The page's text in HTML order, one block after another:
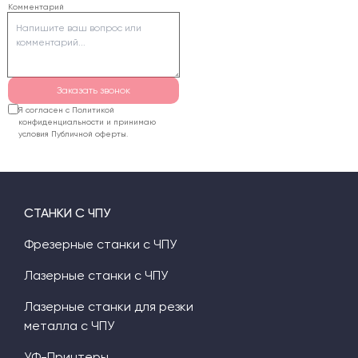
текста могут стать
хрупкими и
отламываться.
Комментарий
Заказать звонок
Я согласен с Политикой
конфиденциальности и принимаю
условия Публичной оферты.
СТАНКИ С ЧПУ
Фрезерные станки с ЧПУ
Лазерные станки с ЧПУ
Лазерные станки для резки
металла с ЧПУ